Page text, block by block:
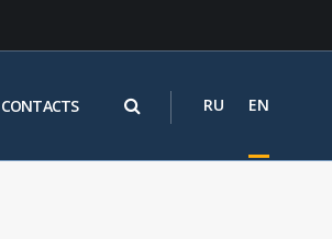
CONTACTS RU EN